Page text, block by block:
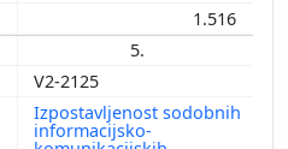
1.516
5.
V2-2125
Izpostavljenost sodobnih
informacijsko-